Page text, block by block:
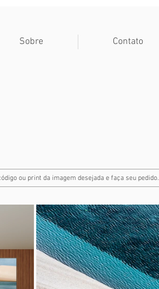
Sobre Contato
ou print da imagem desejada e faça seu pedido.